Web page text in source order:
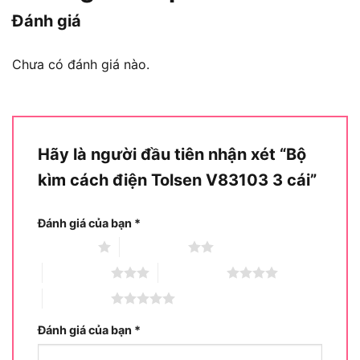
Tolsen V83103
Đánh giá
Chưa có đánh giá nào.
Hãy là người đầu tiên nhận xét “Bộ
kìm cách điện Tolsen V83103 3 cái”
Đánh giá của bạn *
Đánh giá của bạn *